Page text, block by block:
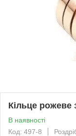
Кільце рожеве
В наявності
Код: 497-8